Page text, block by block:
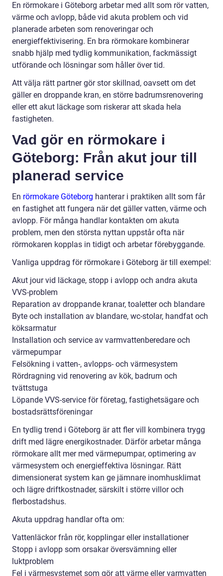
En rörmokare i Göteborg arbetar med allt som rör vatten,
värme och avlopp, både vid akuta problem och vid
planerade arbeten som renoveringar och
energieffektivisering. En bra rörmokare kombinerar
snabb hjälp med tydlig kommunikation, fackmässigt
utförande och lösningar som håller över tid.
Att välja rätt partner gör stor skillnad, oavsett om det
gäller en droppande kran, en större badrumsrenovering
eller ett akut läckage som riskerar att skada hela
fastigheten.
Vad gör en rörmokare i
Göteborg: Från akut jour till
planerad service
En rörmokare Göteborg hanterar i praktiken allt som får
en fastighet att fungera när det gäller vatten, värme och
avlopp. För många handlar kontakten om akuta
problem, men den största nyttan uppstår ofta när
rörmokaren kopplas in tidigt och arbetar förebyggande.
Vanliga uppdrag för rörmokare i Göteborg är till exempel:
Akut jour vid läckage, stopp i avlopp och andra akuta
VVS-problem
Reparation av droppande kranar, toaletter och blandare
Byte och installation av blandare, wc-stolar, handfat och
köksarmatur
Installation och service av varmvattenberedare och
värmepumpar
Felsökning i vatten-, avlopps- och värmesystem
Rördragning vid renovering av kök, badrum och
tvättstuga
Löpande VVS-service för företag, fastighetsägare och
bostadsrättsföreningar
En tydlig trend i Göteborg är att fler vill kombinera trygg
drift med lägre energikostnader. Därför arbetar många
rörmokare allt mer med värmepumpar, optimering av
värmesystem och energieffektiva lösningar. Rätt
dimensionerat system kan ge jämnare inomhusklimat
och lägre driftkostnader, särskilt i större villor och
flerbostadshus.
Akuta uppdrag handlar ofta om:
Vattenläckor från rör, kopplingar eller installationer
Stopp i avlopp som orsakar översvämning eller
luktproblem
Fel i värmesystemet som gör att värme eller varmvatten